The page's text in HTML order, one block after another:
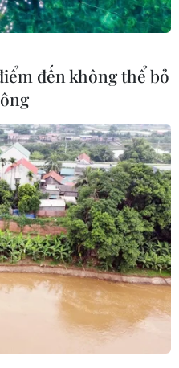
đến không thể bỏ